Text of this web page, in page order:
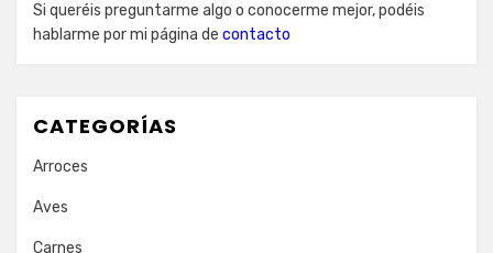
Si queréis preguntarme algo o conocerme mejor, podéis
hablarme por mi página de contacto
CATEGORÍAS
Arroces
Aves
Carnes